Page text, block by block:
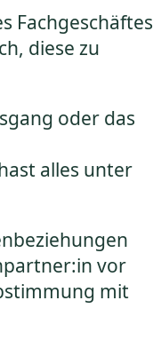
Fachgeschäftes
diese zu
oder das
alles unter
vor
mit